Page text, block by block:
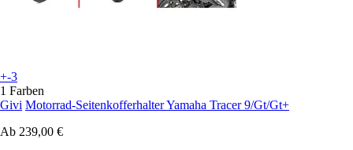
+-3
1 Farben
Givi Motorrad-Seitenkofferhalter Yamaha Tracer 9/Gt/Gt+
Ab 239,00 €